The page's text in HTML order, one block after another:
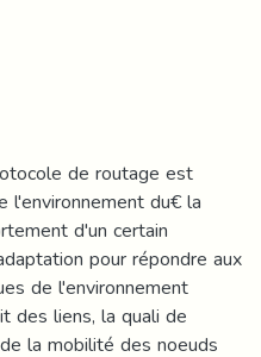
de routage est
du€ la
d'un certain
pour répondre aux
de l'environnement
des liens, la quali de
la mobilité des noeuds